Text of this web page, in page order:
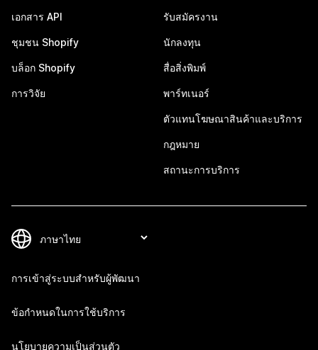
เอกสาร API
ชุมชน Shopify
บล็อก Shopify
การวิจัย
รับสมัครงาน
นักลงทุน
สื่อสิ่งพิมพ์
พาร์ทเนอร์
ตัวแทนโฆษณาสินค้าและบริการ
กฎหมาย
สถานะการบริการ
การเข้าสู่ระบบสำหรับผู้พัฒนา
ข้อกำหนดในการใช้บริการ
นโยบายความเป็นส่วนตัว